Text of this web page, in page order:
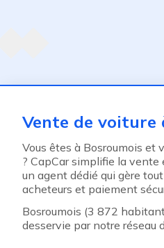
Vente de voiture
Vous êtes à Bosroumois et
? CapCar simplifie la vente
un agent dédié qui gère
acheteurs et paiement
Bosroumois (3 872
desservie par notre réseau